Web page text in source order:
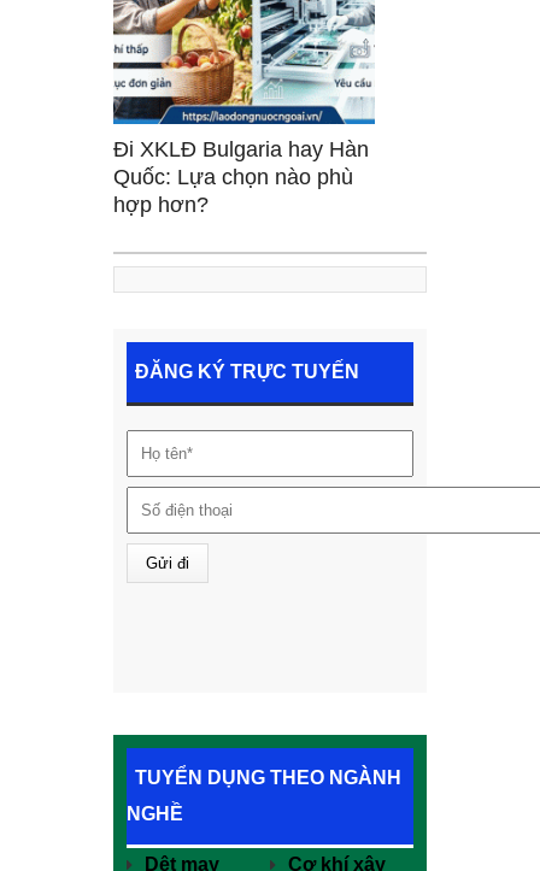
Đi XKLĐ Bulgaria hay Hàn
Quốc: Lựa chọn nào phù
hợp hơn?
ĐĂNG KÝ TRỰC TUYẾN
TUYỂN DỤNG THEO NGÀNH
NGHỀ
Dệt may Cơ khí xây